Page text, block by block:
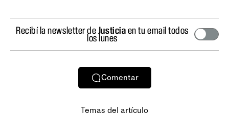
Recibí la newsletter deJusticiaen tu email todos
los lunes
Comentar
Temas del artículo